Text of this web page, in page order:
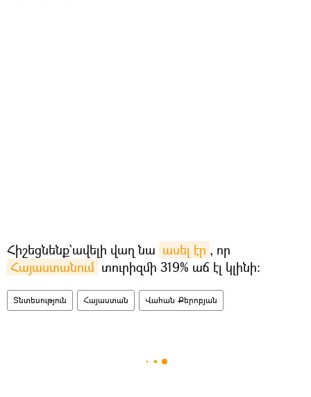
Հիշեցնենք`ավելի վաղ նա ասել էր , որ
Հայաստանում տուրիզմի 319% աճ էլ կլինի։
Տնտեսություն Հայաստան Վահան Քերոբյան